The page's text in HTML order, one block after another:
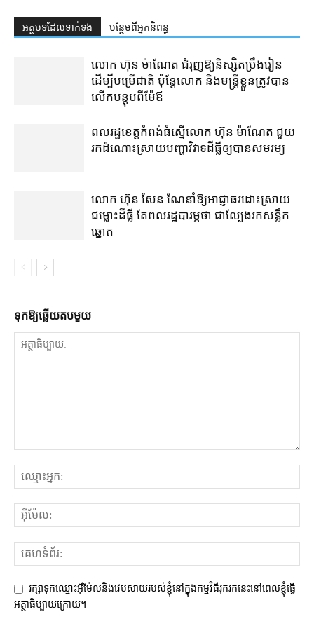
អត្ថបទ​ដែល​ទាក់ទង បន្ថែម​ពី​អ្នកនិពន្ធ
លោក ហ៊ុន ម៉ាណែត ជំរុញ​ឱ្យ​និស្សិត​ប្រឹងរៀន​
ដើម្បី​បម្រើ​ជាតិ ប៉ុន្តែ​លោក និង​មន្ត្រី​​ខ្លួន​ត្រូវ​បាន​
លើក​បន្តុប​ពី​ម៉ែឪ
ពលរដ្ឋ​ខេត្តកំពង់ធំ​ស្នើ​លោក ហ៊ុន ម៉ាណែត ជួយ​
រក​ដំណោះស្រាយ​បញ្ហា​វិវាទ​ដីធ្លី​ឲ្យ​បាន​សមរម្យ
លោក ហ៊ុន សែន ណែ​នាំ​ឱ្យ​អាជ្ញាធរ​ដោះស្រាយ​
ជម្លោះ​ដីធ្លី តែ​ពលរដ្ឋ​បារម្ភ​ថា ជា​ល្បែង​រក​សន្លឹក​
ឆ្នោត
ទុក​ឱ្យ​ឆ្លើយ​តប​មួយ
រក្សាទុកឈ្មោះអ៊ីម៉ែលនិងវេបសាយរបស់ខ្ញុំនៅក្នុងកម្មវិធីរុករកនេះនៅពេលខ្ញុំធ្វើ
អត្ថាធិប្បាយក្រោយ។